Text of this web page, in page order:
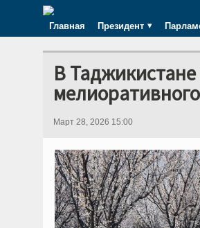
Главная Президент
В
Март 28, 2026 15:00